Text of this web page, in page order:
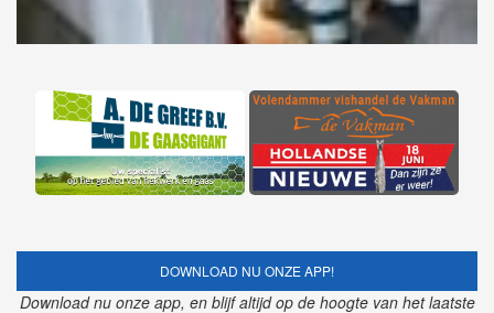
DOWNLOAD NU ONZE APP!
Download nu onze app, en blijf altijd op de hoogte van het laatste